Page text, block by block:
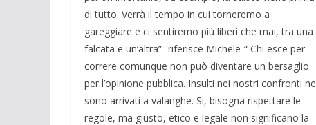
di tutto. Verrà il tempo in cui torneremo a
gareggiare e ci sentiremo più liberi che mai, tra una
falcata e un’altra”- riferisce Michele-“ Chi esce per
correre comunque non può diventare un bersaglio
per l’opinione pubblica. Insulti nei nostri confronti ne
sono arrivati a valanghe. Si, bisogna rispettare le
regole, ma giusto, etico e legale non significano la